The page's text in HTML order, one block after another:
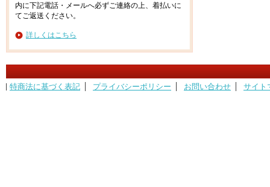
内に下記電話・メールへ必ずご連絡の上、着払いに
てご返送ください。
詳しくはこちら
特商法に基づく表記 プライバシーポリシー お問い合わせ サイト